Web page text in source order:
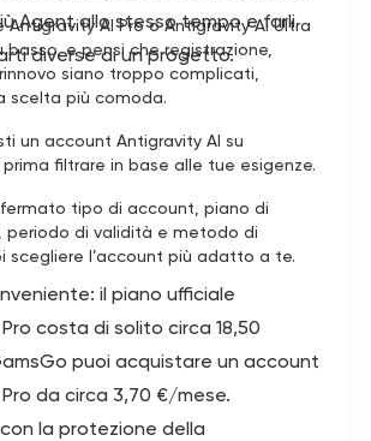
Agent allo stesso tempo e farli
diverse di un progetto.
Antigravity AI Pro o Antigravity AI Ultra
basso, e pensi che registrazione,
siano troppo complicati,
scelta più comoda.
un account Antigravity AI su
filtrare in base alle tue esigenze.
tipo di account, piano di
periodo di validità e metodo di
scegliere l’account più adatto a te.
il piano ufficiale
costa di solito circa 18,50
puoi acquistare un account
da circa 3,70 €/mese.
la protezione della